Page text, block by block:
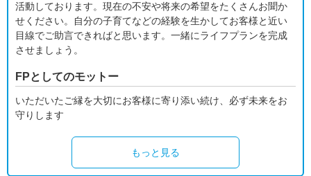
活動しております。現在の不安や将来の希望をたくさんお聞か
せください。自分の子育てなどの経験を生かしてお客様と近い
目線でご助言できればと思います。一緒にライフプランを完成
させましょう。
FPとしてのモットー
いただいたご縁を大切にお客様に寄り添い続け、必ず未来をお
守りします
もっと見る